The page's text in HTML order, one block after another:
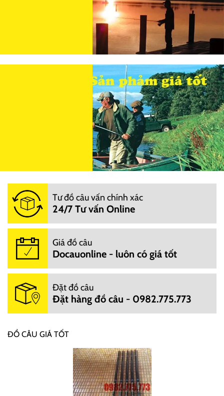
Tư đồ câu vấn chính xác
24/7 Tư vấn Online
Giá đồ câu
Docauonline - luôn có giá tốt
Đặt đồ câu
Đặt hàng đồ câu - 0982.775.773
ĐỒ CÂU GIÁ TỐT